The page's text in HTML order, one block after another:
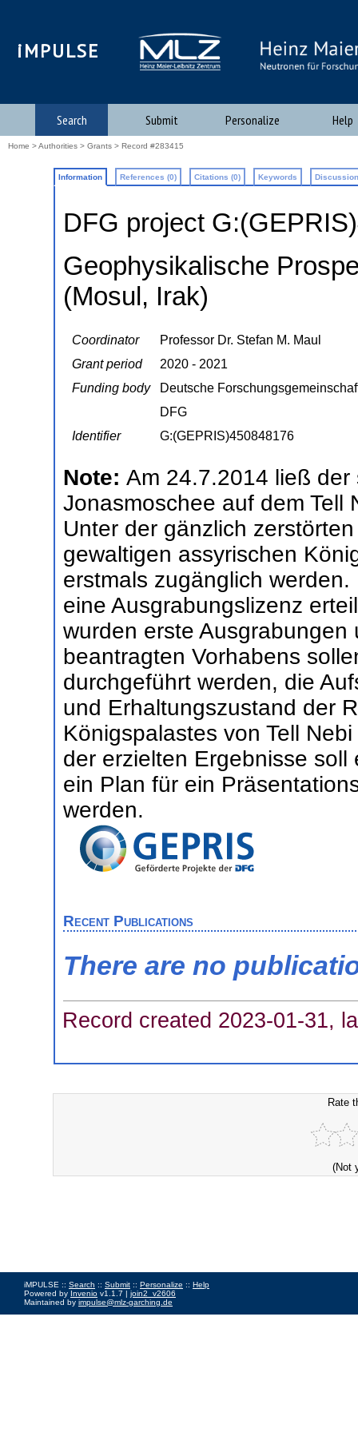
iMPULSE
Search Submit Personalize Help
Home >Authorities > Grants > Record #283415
Information References (0) Citations (0) Keywords
DFG project
Geophysikalische
(Mosul, Irak)
Coordinator
Professor Dr. Stefan M. Maul
Grant period
2020 - 2021
Funding body
Deutsche
DFG
Identifier
G:(GEPRIS)450848176
Note: Am 24.7.2014 ließ
Jonasmoschee auf dem Tell
Unter der gänzlich
gewaltigen assyrischen
erstmals zugänglich
eine Ausgrabungslizenz
wurden erste
beantragten Vorhabens
durchgeführt werden, die
und Erhaltungszustand der
Königspalastes von Tell
der erzielten Ergebnisse
ein Plan für ein
werden.
Recent Publications
There are no
Record created 2023-01-31,
Rate
(Not
iMPULSE :: Search :: Submit :: Personalize :: Help
Powered by Invenio v1.1.7 | join2_v2606
Maintained by impulse@mlz-garching.de